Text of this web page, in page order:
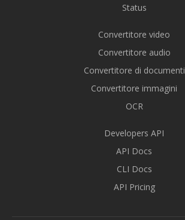
Status
Convertitore video
Convertitore audio
Convertitore di documenti
Convertitore immagini
OCR
Developers API
API Docs
CLI Docs
API Pricing